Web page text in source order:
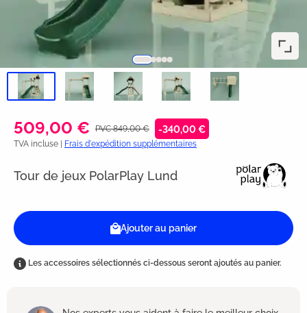
509,00 € PVC 849,00 € -340,00 €
TVA incluse | Frais d'expédition supplémentaires
Tour de jeux PolarPlay Lund
Ajouter au panier
Les accessoires sélectionnés ci-dessous seront ajoutés au panier.